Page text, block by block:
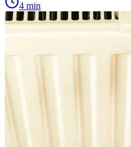
4 min